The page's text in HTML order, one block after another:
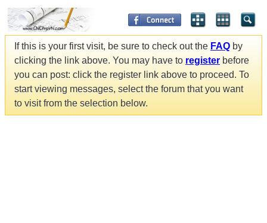
If this is your first visit, be sure to check out the FAQ by
clicking the link above. You may have to register before
you can post: click the register link above to proceed. To
start viewing messages, select the forum that you want
to visit from the selection below.